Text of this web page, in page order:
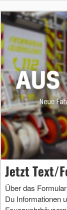
Jetzt Text/
Über das
Du Informationen